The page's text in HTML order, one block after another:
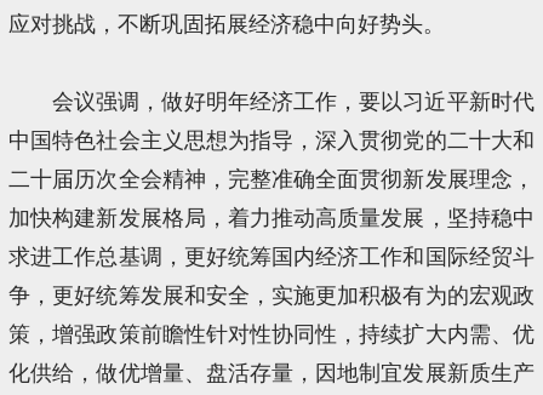
应对挑战，不断巩固拓展经济稳中向好势头。
会议强调，做好明年经济工作，要以习近平新时代
中国特色社会主义思想为指导，深入贯彻党的二十大和
二十届历次全会精神，完整准确全面贯彻新发展理念，
加快构建新发展格局，着力推动高质量发展，坚持稳中
求进工作总基调，更好统筹国内经济工作和国际经贸斗
争，更好统筹发展和安全，实施更加积极有为的宏观政
策，增强政策前瞻性针对性协同性，持续扩大内需、优
化供给，做优增量、盘活存量，因地制宜发展新质生产